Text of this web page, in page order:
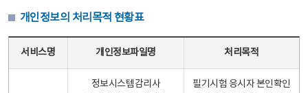
개인정보의 처리목적 현황표
서비스명 개인정보파일명 처리목적
정보시스템감리사
필기시험 응시자 본인확인